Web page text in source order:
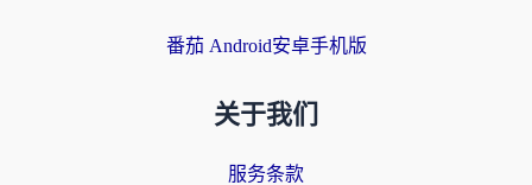
番茄 Android安卓手机版
关于我们
服务条款